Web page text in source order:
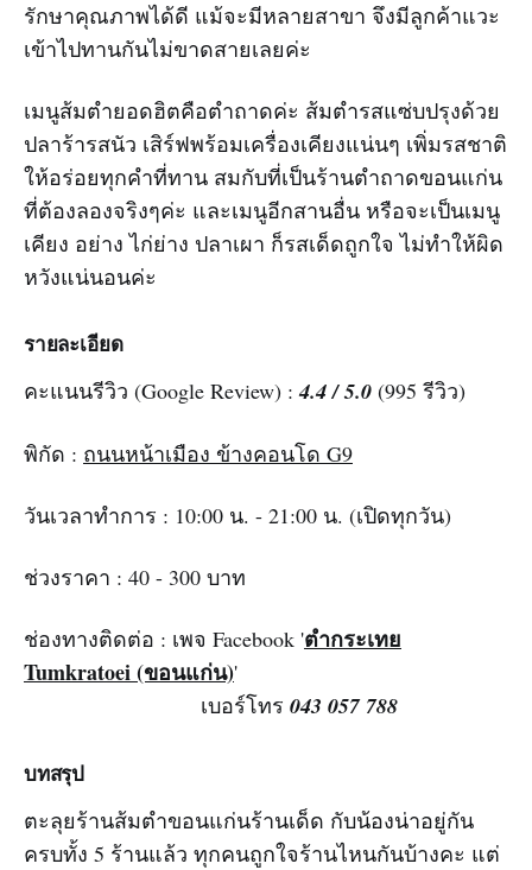
รักษาคุณภาพได้ดี แม้จะมีหลายสาขา จึงมีลูกค้าแวะ
เข้าไปทานกันไม่ขาดสายเลยค่ะ
เมนูส้มตำยอดฮิตคือตำถาดค่ะ ส้มตำรสแซ่บปรุงด้วย
ปลาร้ารสนัว เสิร์ฟพร้อมเครื่องเคียงแน่นๆ เพิ่มรสชาติ
ให้อร่อยทุกคำที่ทาน สมกับที่เป็นร้านตำถาดขอนแก่น
ที่ต้องลองจริงๆค่ะ และเมนูอีกสานอื่น หรือจะเป็นเมนู
เคียง อย่าง ไก่ย่าง ปลาเผา ก็รสเด็ดถูกใจ ไม่ทำให้ผิด
หวังแน่นอนค่ะ
รายละเอียด
คะแนนรีวิว (Google Review) :4.4 / 5.0 (995 รีวิว)
พิกัด : ถนนหน้าเมือง ข้างคอนโด G9
วันเวลาทำการ : 10:00 น. - 21:00 น. (เปิดทุกวัน)
ช่วงราคา : 40 - 300 บาท
ช่องทางติดต่อ : เพจ Facebook 'ตำกระเทย
Tumkratoei (ขอนแก่น)'
เบอร์โทร 043 057 788
บทสรุป
ตะลุยร้านส้มตำขอนแก่นร้านเด็ด กับน้องน่าอยู่กัน
ครบทั้ง 5 ร้านแล้ว ทุกคนถูกใจร้านไหนกันบ้างคะ แต่